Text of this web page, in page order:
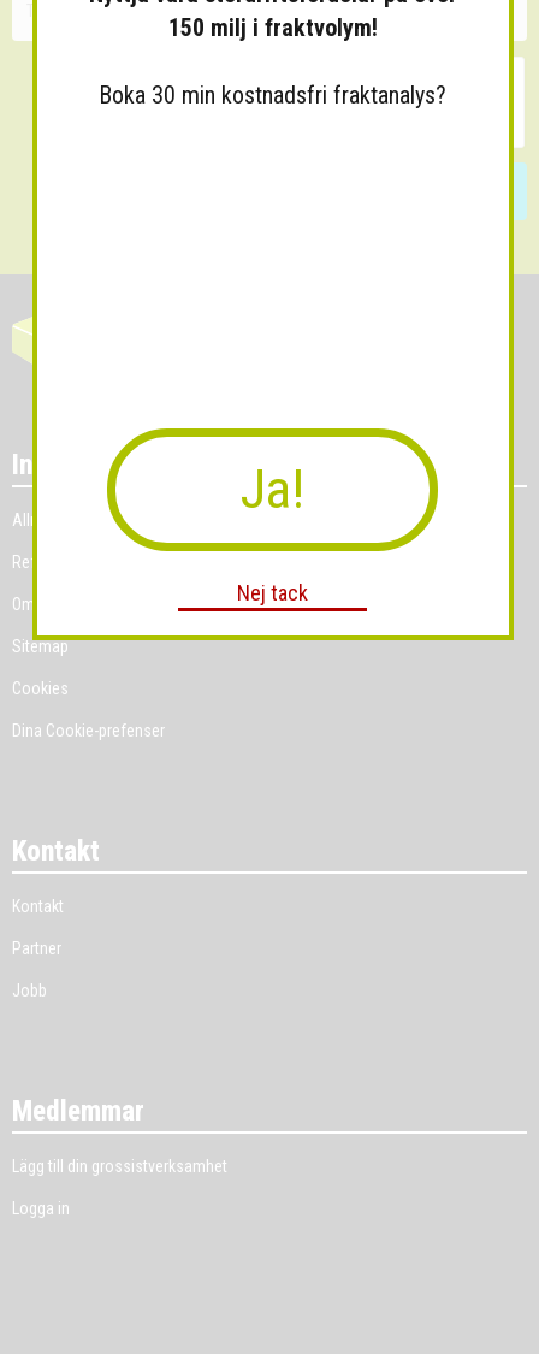
Information
Allmänna villkor
Referenskunder
Om Grossist.se
Sitemap
Cookies
Dina Cookie-prefenser
Kontakt
Kontakt
Partner
Jobb
Medlemmar
Lägg till din grossistverksamhet
Logga in
150 milj i fraktvolym!
Boka 30 min kostnadsfri fraktanalys?
Ja!
Nej tack